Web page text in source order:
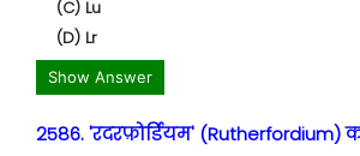
(C) Lu
(D) Lr
Show Answer
2586. 'रदरफ़ोर्डियम' (Rutherfordium)